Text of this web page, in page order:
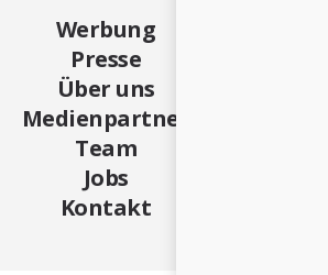
Werbung
Presse
Über uns
Medienpartner
Team
Jobs
Kontakt